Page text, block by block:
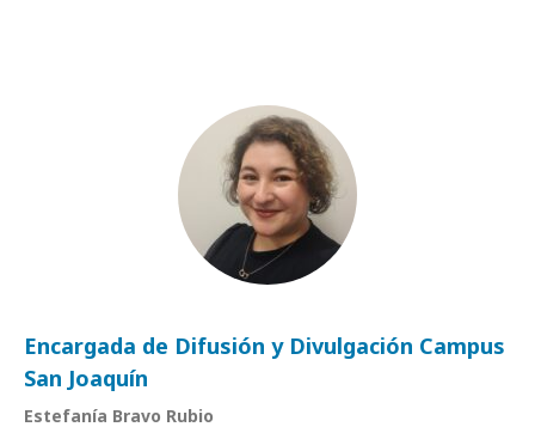
Encargada de Difusión y Divulgación Campus
San Joaquín
Estefanía Bravo Rubio